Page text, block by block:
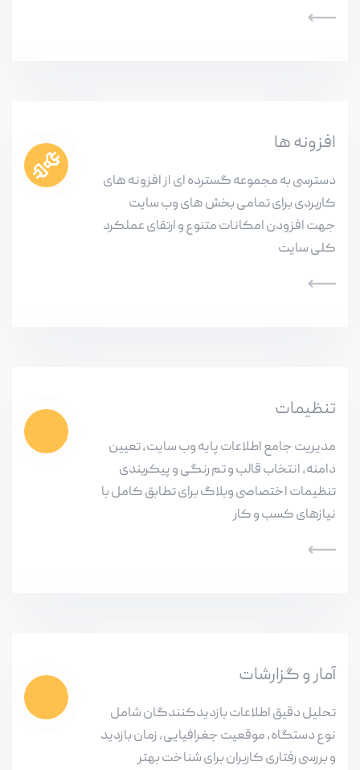
افزونه ها
دسترسی به مجموعه گسترده ای از افزونه های
کاربردی برای تمامی بخش های وب سایت
جهت افزودن امکانات متنوع و ارتقای عملکرد
کلی سایت
تنظیمات
مدیریت جامع اطلاعات پایه وب سایت، تعیین
دامنه، انتخاب قالب و تم رنگی و پیکربندی
تنظیمات اختصاصی وبلاگ برای تطابق کامل با
نیازهای کسب و کار
آمار و گزارشات
تحلیل دقیق اطلاعات بازدیدکنندگان شامل
نوع دستگاه، موقعیت جغرافیایی، زمان بازدید
و بررسی رفتاری کاربران برای شناخت بهتر